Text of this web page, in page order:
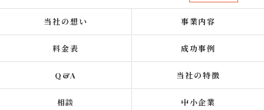
当社の想い 事業内容
料金表 成功事例
Q&A 当社の特徴
相談 中小企業